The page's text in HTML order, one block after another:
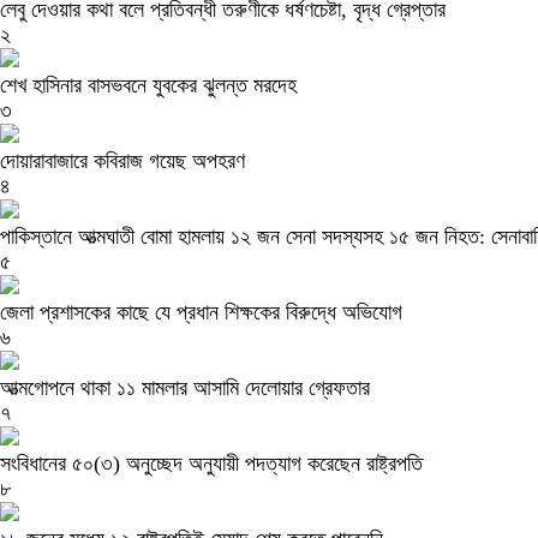
লেবু দেওয়ার কথা বলে প্রতিবন্ধী তরুণীকে ধর্ষণচেষ্টা, বৃদ্ধ গ্রেপ্তার
২
শেখ হাসিনার বাসভবনে যুবকের ঝুলন্ত মরদেহ
৩
দোয়ারাবাজারে কবিরাজ গয়েছ অপহরণ
৪
পাকিস্তানে আত্মঘাতী বোমা হামলায় ১২ জন সেনা সদস্যসহ ১৫ জন নিহত:
৫
জেলা প্রশাসকের কাছে যে প্রধান শিক্ষকের বিরুদ্ধে অভিযোগ
৬
আত্মগোপনে থাকা ১১ মামলার আসামি দেলোয়ার গ্রেফতার
৭
সংবিধানের ৫০(৩) অনুচ্ছেদ অনুযায়ী পদত্যাগ করেছেন রাষ্ট্রপতি
৮